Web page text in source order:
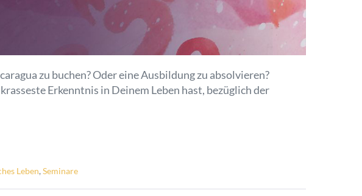
zu buchen? Oder eine Ausbildung zu absolvieren?
Erkenntnis in Deinem Leben hast, bezüglich der
Leben, Seminare